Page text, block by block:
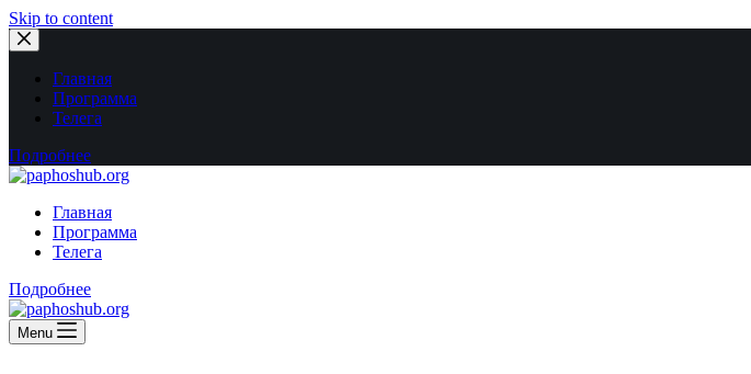
Skip to content
Главная
Программа
Телега
Подробнее
Главная
Программа
Телега
Подробнее
Menu